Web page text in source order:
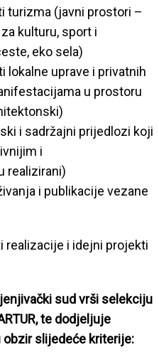
turizma (javni prostori –
kulturu, sport i
eko sela)
lokalne uprave i privatnih
u prostoru
i sadržajni prijedlozi koji
i
realizirani)
i publikacije vezane
realizacije i idejni projekti
sud vrši selekciju
te dodjeljuje
obzir slijedeće kriterije: